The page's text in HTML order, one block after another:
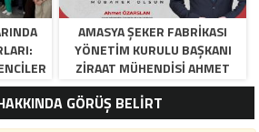
AMASYA ŞEKER FABRIKASI
YÖNETIM KURULU BAŞKANI
ZIRAAT MÜHENDISI AHMET
ÖZARSLAN’IN MEVLID KANDILI
MESAJI
GÖRÜŞ BELİRT